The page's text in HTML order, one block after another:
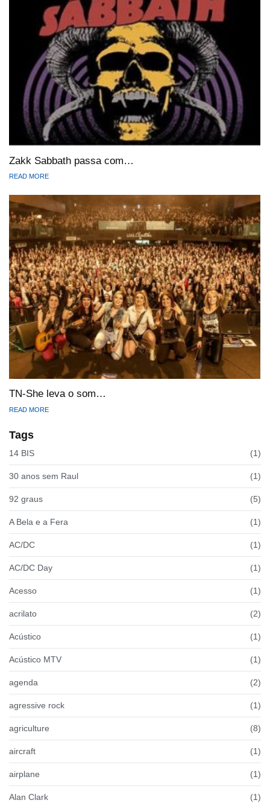
Zakk Sabbath passa com…
READ MORE
TN-She leva o som…
READ MORE
Tags
14 BIS (1)
30 anos sem Raul (1)
92 graus (5)
A Bela e a Fera (1)
AC/DC (1)
AC/DC Day (1)
Acesso (1)
acrilato (2)
Acústico (1)
Acústico MTV (1)
agenda (2)
agressive rock (1)
agriculture (8)
aircraft (1)
airplane (1)
Alan Clark (1)